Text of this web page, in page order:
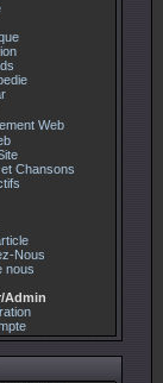
Web
Chansons
Nous
nous
Admin